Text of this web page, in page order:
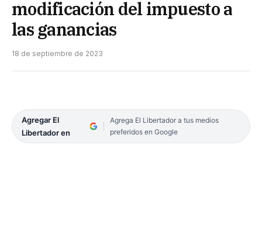
modificación del impuesto a
las ganancias
18 de septiembre de 2023
Agregar El
Libertador en
Agrega El Libertador a tus medios
preferidos en Google